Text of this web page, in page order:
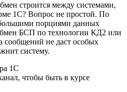
строится между системами,
1С? Вопрос не простой. По
порциями данных
БСП по технологии КД2 или
не даст особых
систему.
1С
чтобы быть в курсе